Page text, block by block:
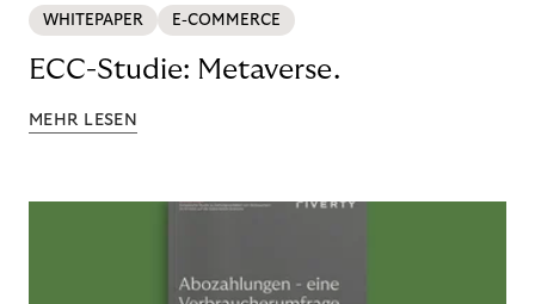
WHITEPAPER E-COMMERCE
ECC-Studie: Metaverse.
MEHR LESEN